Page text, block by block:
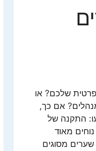
שלכם? או
אם כך,
התקנה של
מאוד
מסוגים